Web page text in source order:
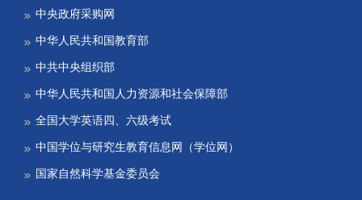
中央政府采购网
中华人民共和国教育部
中共中央组织部
中华人民共和国人力资源和社会保障部
全国大学英语四、六级考试
中国学位与研究生教育信息网（学位网）
国家自然科学基金委员会